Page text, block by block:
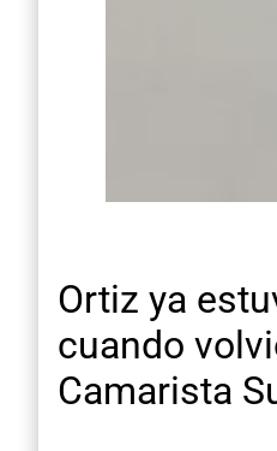
Ortiz ya
cuando
Camarista